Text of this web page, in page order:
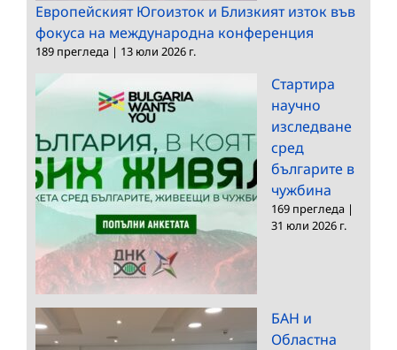
Европейският Югоизток и Близкият изток във
фокуса на международна конференция
189 прегледа | 13 юли 2026 г.
Стартира
научно
изследване
сред
българите в
чужбина
169 прегледа |
31 юли 2026 г.
БАН и
Областна